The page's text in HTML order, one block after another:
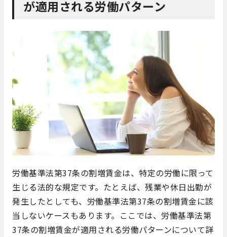
が適用される労働パターン
労働基準法第37条の割増賃金は、特定の労働に限って
生じる法的な規定です。たとえば、残業や休日出勤が
発生したとしても、労働基準法第37条の割増賃金に該
当しないケースもあります。ここでは、労働基準法第
37条の割増賃金が適用される労働パターンについて詳